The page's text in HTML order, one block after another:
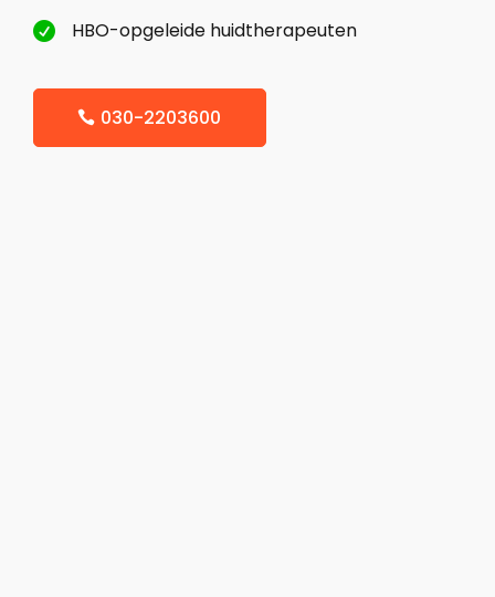
 HBO-opgeleide huidtherapeuten
030-2203600